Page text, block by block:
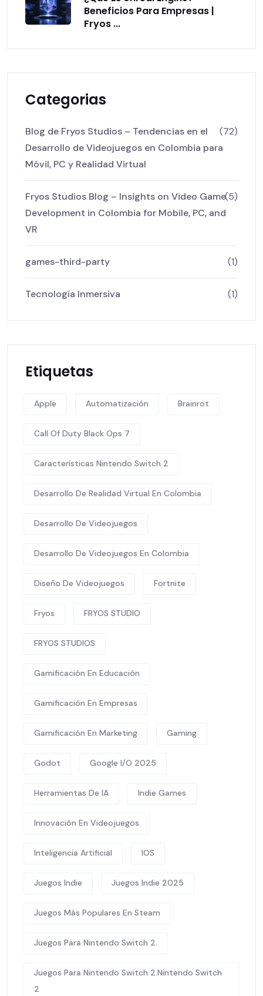
Beneficios Para Empresas |
Fryos ...
Categorias
Blog de Fryos Studios – Tendencias en el
Desarrollo de Videojuegos en Colombia para
Móvil, PC y Realidad Virtual
(72)
Fryos Studios Blog – Insights on Video Game
Development in Colombia for Mobile, PC, and
VR
(5)
games-third-party (1)
Tecnología Inmersiva (1)
Etiquetas
Apple Automatización Brainrot
Call Of Duty Black Ops 7
Características Nintendo Switch 2
Desarrollo De Realidad Virtual En Colombia
Desarrollo De Videojuegos
Desarrollo De Videojuegos En Colombia
Diseño De Videojuegos Fortnite
Fryos FRYOS STUDIO
FRYOS STUDIOS
Gamificación En Educación
Gamificación En Empresas
Gamificación En Marketing Gaming
Godot Google I/O 2025
Herramientas De IA Indie Games
Innovación En Videojuegos
Inteligencia Artificial IOS
Juegos Indie Juegos Indie 2025
Juegos Más Populares En Steam
Juegos Para Nintendo Switch 2.
Juegos Para Nintendo Switch 2.Nintendo Switch
2